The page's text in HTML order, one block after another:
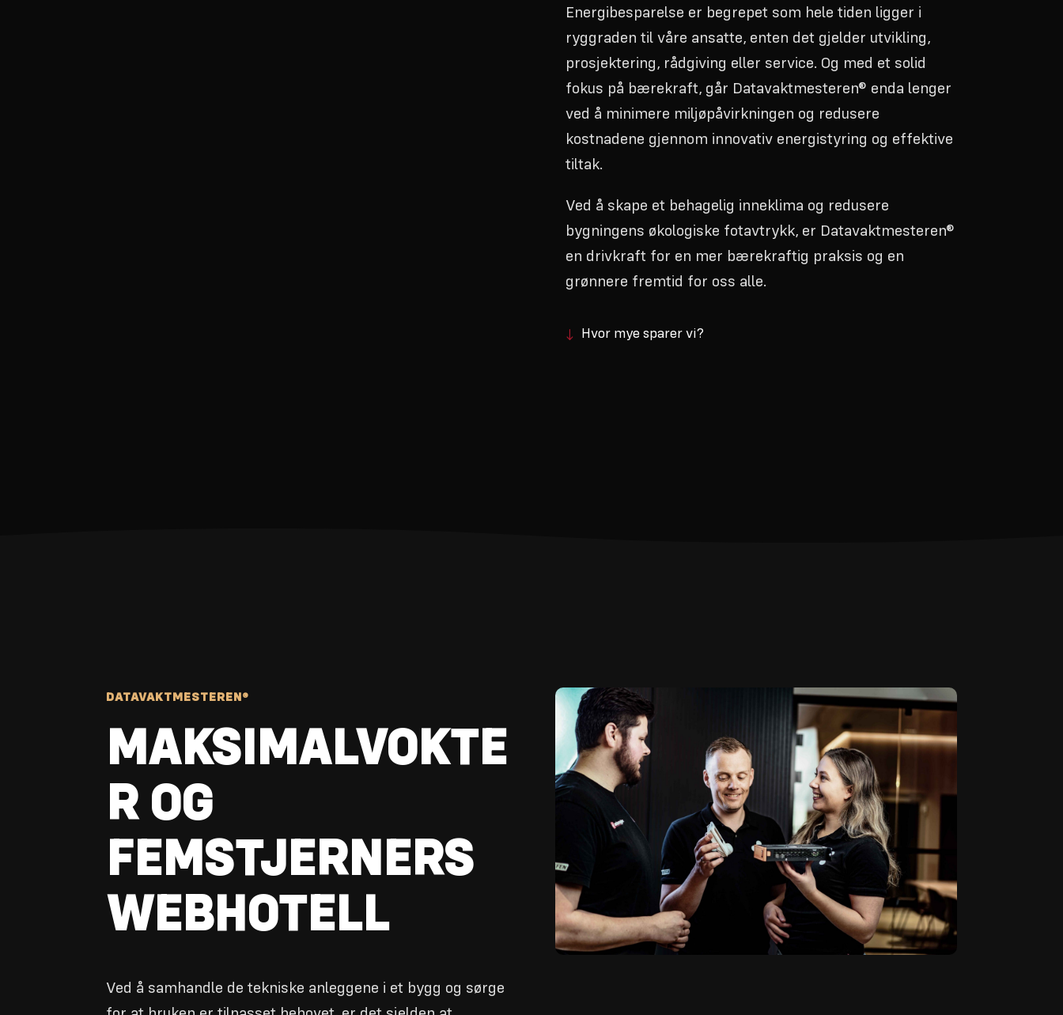
Energibesparelse er begrepet som hele tiden ligger i
ryggraden til våre ansatte, enten det gjelder utvikling,
prosjektering, rådgiving eller service. Og med et solid
fokus på bærekraft, går Datavaktmesteren® enda lenger
ved å minimere miljøpåvirkningen og redusere
kostnadene gjennom innovativ energistyring og effektive
tiltak.
Ved å skape et behagelig inneklima og redusere
bygningens økologiske fotavtrykk, er Datavaktmesteren®
en drivkraft for en mer bærekraftig praksis og en
grønnere fremtid for oss alle.
Hvor mye sparer vi?
DATAVAKTMESTEREN®
MAKSIMALVOKTE
R OG
FEMSTJERNERS
WEBHOTELL
Ved å samhandle de tekniske anleggene i et bygg og sørge